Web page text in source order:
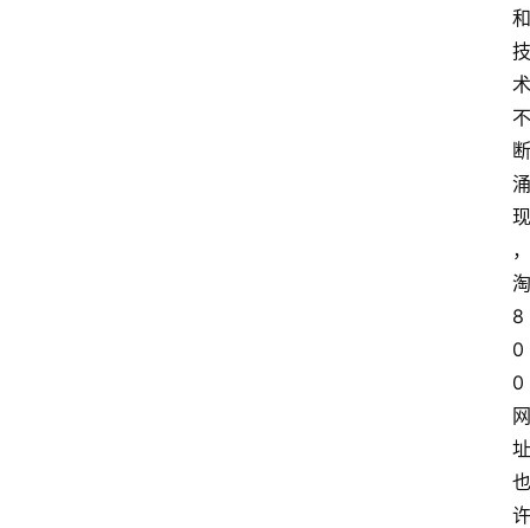
和
技
术
不
断
涌
现
，
淘
8
0
0
网
址
也
许